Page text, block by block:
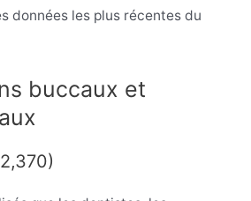
données les plus récentes du
buccaux et